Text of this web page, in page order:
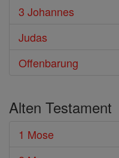
3 Johannes
Judas
Offenbarung
Alten Testament
1 Mose